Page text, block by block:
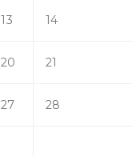
13 14
20 21
27 28